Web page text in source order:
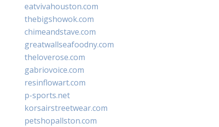
eatvivahouston.com
thebigshowok.com
chimeandstave.com
greatwallseafoodny.com
theloverose.com
gabriovoice.com
resinflowart.com
p-sports.net
korsairstreetwear.com
petshopallston.com